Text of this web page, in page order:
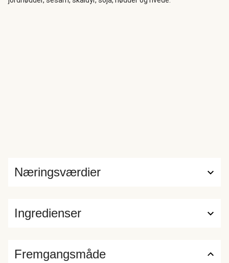
med fraiche og kålblanding.
Ingredienser
Næringsværdier
Fremgangsmåde